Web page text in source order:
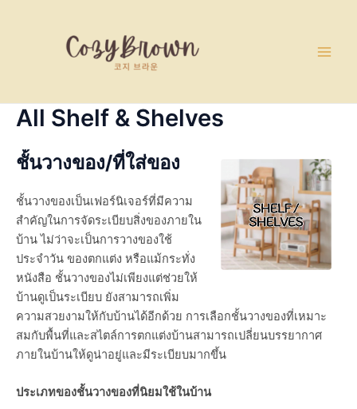
All Shelf & Shelves
ชั้นวางของ/ที่ใส่ของ
ชั้นวางของเป็นเฟอร์นิเจอร์ที่มีความ
สำคัญในการจัดระเบียบสิ่งของภายใน
บ้าน ไม่ว่าจะเป็นการวางของใช้
ประจำวัน ของตกแต่ง หรือแม้กระทั่ง
หนังสือ ชั้นวางของไม่เพียงแต่ช่วยให้
บ้านดูเป็นระเบียบ ยังสามารถเพิ่ม
ความสวยงามให้กับบ้านได้อีกด้วย การเลือกชั้นวางของที่เหมาะ
สมกับพื้นที่และสไตล์การตกแต่งบ้านสามารถเปลี่ยนบรรยากาศ
ภายในบ้านให้ดูน่าอยู่และมีระเบียบมากขึ้น
ประเภทของชั้นวางของที่นิยมใช้ในบ้าน